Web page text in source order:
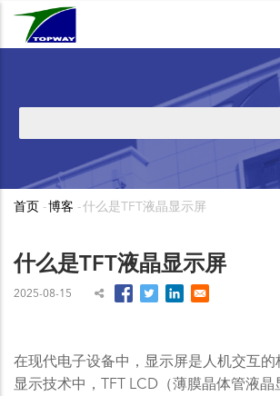
索
屑
首页 -博客 -什么是TFT液晶显示屏
什么是TFT液晶显示屏
2025-08-15
在现代电子设备中，显示屏是人机交互的
显示技术中，TFT LCD（薄膜晶体管液